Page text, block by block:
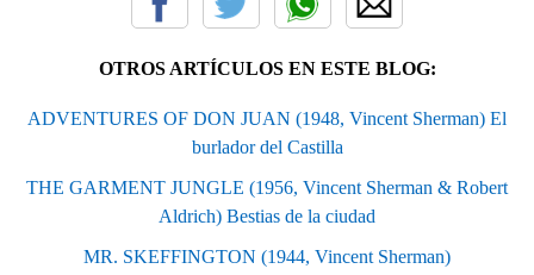
OTROS ARTÍCULOS EN ESTE BLOG:
ADVENTURES OF DON JUAN (1948, Vincent Sherman) El
burlador del Castilla
THE GARMENT JUNGLE (1956, Vincent Sherman & Robert
Aldrich) Bestias de la ciudad
MR. SKEFFINGTON (1944, Vincent Sherman)